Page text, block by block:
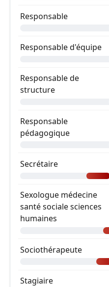
Responsable
Responsable d'équipe
Responsable de
structure
Responsable
pédagogique
Secrétaire
Sexologue médecine
santé sociale sciences
humaines
Sociothérapeute
Stagiaire